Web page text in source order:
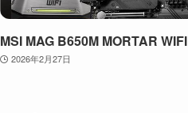
MSI MAG B650M MORTAR WIFI
2026年2月27日